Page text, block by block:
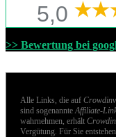
5,0
>> Bewertung bei
Alle Links, die auf
sind sogenannteAffiliate-
wahrnehmen, erhält
Vergütung. Für Sie